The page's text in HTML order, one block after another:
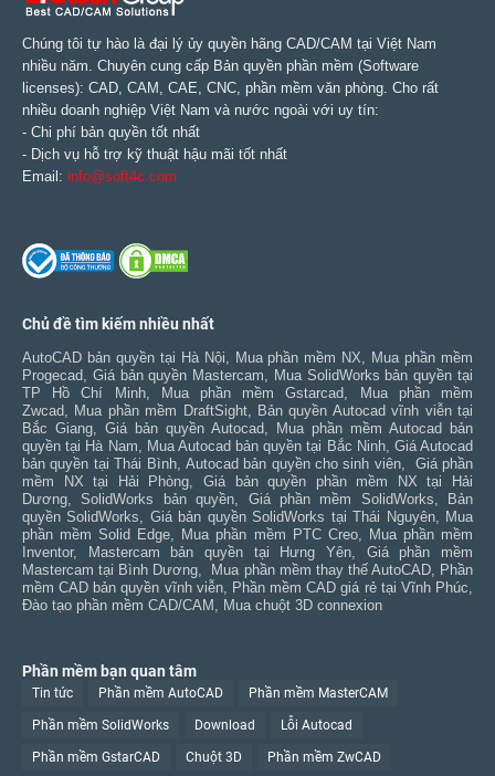
Chúng tôi tự hào là đại lý ủy quyền hãng CAD/CAM tại Việt Nam
nhiều năm. Chuyên cung cấp Bản quyền phần mềm (Software
licenses): CAD, CAM, CAE, CNC, phần mềm văn phòng. Cho rất
nhiều doanh nghiệp Việt Nam và nước ngoài với uy tín:
- Chi phí bản quyền tốt nhất
- Dịch vụ hỗ trợ kỹ thuật hậu mãi tốt nhất
Email: info@soft4c.com
Chủ đề tìm kiếm nhiều nhất
AutoCAD bản quyền tại Hà Nội, Mua phần mềm NX, Mua phần mềm
Progecad, Giá bản quyền Mastercam, Mua SolidWorks bản quyền tại
TP Hồ Chí Minh, Mua phần mềm Gstarcad,
Mua phần mềm
Zwcad, Mua phần mềm DraftSight, Bản quyền Autocad vĩnh viễn tại
Bắc Giang, Giá bản quyền Autocad,
Mua phần mềm Autocad bản
quyền tại Hà Nam, Mua Autocad bản quyền tại Bắc Ninh, Giá Autocad
bản quyền tại Thái Bình, Autocad bản quyền cho sinh viên, Giá phần
mềm NX tại Hải Phòng, Giá bản quyền phần mềm NX tại Hải
Dương,SolidWorks bản quyền, Giá phần mềm SolidWorks,
Bản
quyền SolidWorks, Giá bản quyền SolidWorks tại Thái Nguyên, Mua
phần mềm Solid Edge, Mua phần mềm PTC Creo, Mua phần mềm
Inventor, Mastercam bản quyền tại Hưng Yên, Giá phần mềm
Mastercam tại Bình Dương, Mua phần mềm thay thế AutoCAD, Phần
mềm CAD bản quyền vĩnh viễn, Phần mềm CAD giá rẻ tại Vĩnh Phúc,
Đào tạo phần mềm CAD/CAM , Mua chuột 3D connexion
Phần mềm bạn quan tâm
Tin tức Phần mềm AutoCAD Phần mềm MasterCAM
Phần mềm SolidWorks Download Lỗi Autocad
Phần mềm GstarCAD Chuột 3D Phần mềm ZwCAD